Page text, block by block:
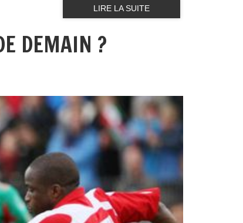
LIRE LA SUITE
DEMAIN ?